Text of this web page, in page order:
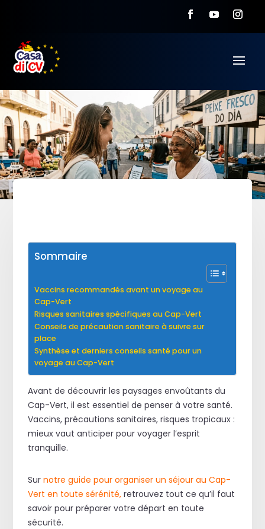
Sommaire
Vaccins recommandés avant un voyage au
Cap-Vert
Risques sanitaires spécifiques au Cap-Vert
Conseils de précaution sanitaire à suivre sur
place
Synthèse et derniers conseils santé pour un
voyage au Cap-Vert
Avant de découvrir les paysages envoûtants du
Cap-Vert, il est essentiel de penser à votre santé.
Vaccins, précautions sanitaires, risques tropicaux :
mieux vaut anticiper pour voyager l’esprit
tranquille.
Sur notre guide pour organiser un séjour au Cap-
Vert en toute sérénité, retrouvez tout ce qu’il faut
savoir pour préparer votre départ en toute
sécurité.